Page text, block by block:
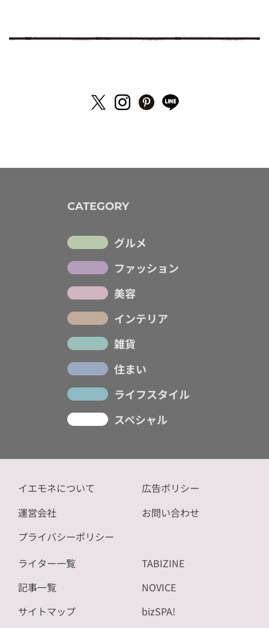
CATEGORY
グルメ
ファッション
美容
インテリア
雑貨
住まい
ライフスタイル
スペシャル
イエモネについて
運営会社
プライバシーポリシー
広告ポリシー
お問い合わせ
ライター一覧
記事一覧
サイトマップ
TABIZINE
NOVICE
bizSPA!